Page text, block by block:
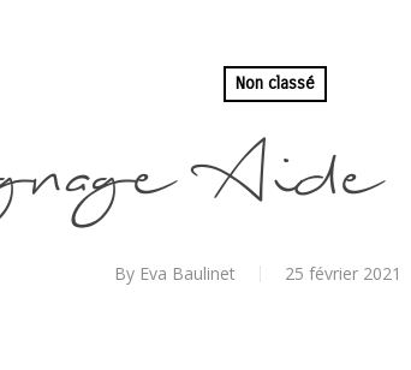
Non classé
By Eva Baulinet 25 février 2021